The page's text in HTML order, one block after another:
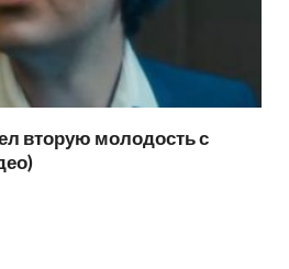
вторую молодость с